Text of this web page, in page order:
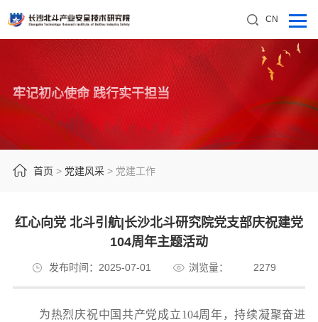
CN
牢记初心使命 践行实干担当
首页 > 党建风采> 党建工作
红心向党 北斗引航|长沙北斗研究院党支部庆祝建党
104周年主题活动
发布时间：2025-07-01 浏览量： 2279
为热烈庆祝中国共产党成立104周年，持续凝聚奋进